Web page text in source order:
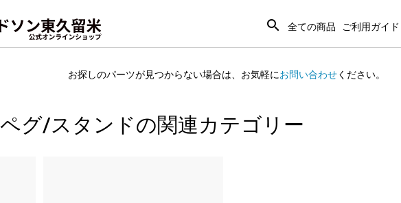
search 全ての商品 ご利用ガイド
お探しのパーツが見つからない場合は、 お気軽にお問い合わせください。
グ/スタンドの関連カテゴリー